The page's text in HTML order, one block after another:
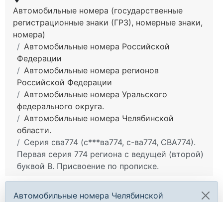
Автомобильные номера (государственные
регистрационные знаки (ГРЗ), номерные знаки,
номера)
Автомобильные номера Российской
Федерации
Автомобильные номера регионов
Российской Федерации
Автомобильные номера Уральского
федерального округа.
Автомобильные номера Челябинской
области.
Серия сва774 (с***ва774, с-ва774, СВА774).
Первая серия 774 региона с ведущей (второй)
буквой В. Присвоение по прописке.
Автомобильные номера Челябинской